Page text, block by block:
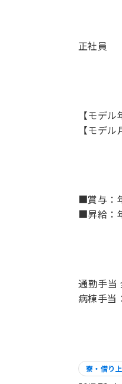
正社員
【モデ
【モデ
■賞与：
通勤手当
病棟手当
寮・借り